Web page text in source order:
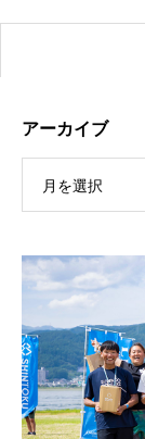
【受付終了】
アーカイブ
月を選択